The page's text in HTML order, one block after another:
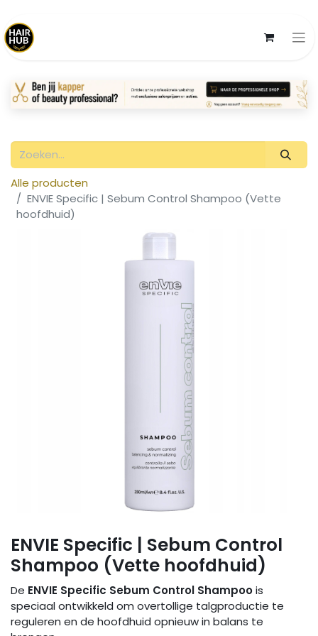
Alle producten
ENVIE Specific | Sebum Control Shampoo (Vette
hoofdhuid)
ENVIE Specific | Sebum Control
Shampoo (Vette hoofdhuid)
De ENVIE Specific Sebum Control Shampoois
speciaal ontwikkeld om overtollige talgproductie te
reguleren en de hoofdhuid opnieuw in balans te